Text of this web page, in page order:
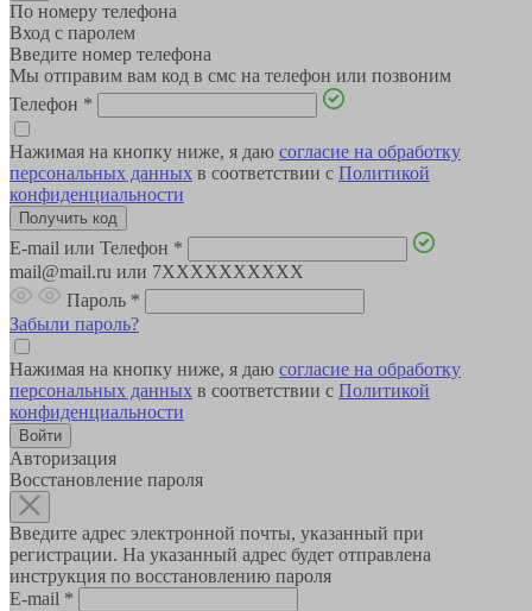
По номеру телефона
Вход с паролем
Введите номер телефона
Мы отправим вам код в смс на телефон или позвоним
Телефон *
Нажимая на кнопку ниже, я даю согласие на обработку
персональных данных в соответствии с Политикой
конфиденциальности
E-mail или Телефон *
mail@mail.ru или 7XXXXXXXXXX
Пароль *
Забыли пароль?
Нажимая на кнопку ниже, я даю согласие на обработку
персональных данных в соответствии с Политикой
конфиденциальности
Авторизация
Восстановление пароля
Введите адрес электронной почты, указанный при
регистрации. На указанный адрес будет отправлена
инструкция по восстановлению пароля
E-mail *